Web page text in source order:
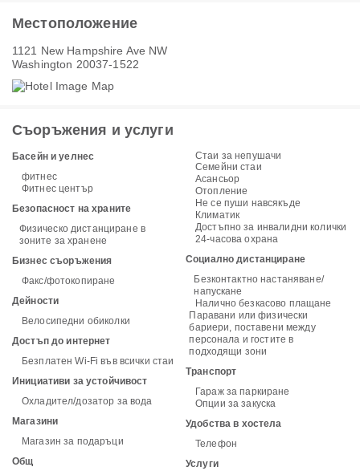
Местоположение
1121 New Hampshire Ave NW
Washington 20037-1522
Съоръжения и услуги
Басейн и уелнес
фитнес
Фитнес център
Безопасност на храните
Физическо дистанциране в
зоните за хранене
Бизнес съоръжения
Факс/фотокопиране
Дейности
Велосипедни обиколки
Достъп до интернет
Безплатен Wi-Fi във всички стаи
Инициативи за устойчивост
Охладител/дозатор за вода
Магазини
Магазин за подаръци
Общ
Стаи за непушачи
Семейни стаи
Асансьор
Отопление
Не се пуши навсякъде
Климатик
Достъпно за инвалидни колички
24-часова охрана
Социално дистанциране
Безконтактно настаняване/
напускане
Налично безкасово плащане
Паравани или физически
бариери, поставени между
персонала и гостите в
подходящи зони
Транспорт
Гараж за паркиране
Опции за закуска
Удобства в хостела
Телефон
Услуги